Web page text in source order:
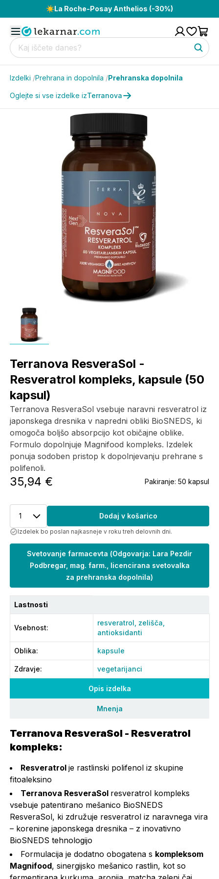
☀️La Roche-Posay Anthelios (-30%)
Izdelki /Prehrana in dopolnila /Prehranska dopolnila
Oglejte si vse izdelke izTerranova
Opis izdelka
Mnenja
Terranova ResveraSol - Resveratrol
kompleks:
Resveratrol je rastlinski polifenol iz skupine
fitoaleksino
Terranova ResveraSol resveratrol kompleks
vsebuje patentirano mešanico BioSNEDS
ResveraSol, ki združuje resveratrol iz naravnega vira
– korenine japonskega dresnika – z inovativno
BioSNEDS tehnologijo
Formulacija je dodatno obogatena s kompleksom
Magnifood, sinergijsko mešanico rastlin, kot so
Terranova ResveraSol -
Resveratrol kompleks, kapsule (50
kapsul)
Terranova ResveraSol vsebuje naravni resveratrol iz
japonskega dresnika v napredni obliki BioSNEDS, ki
omogoča boljšo absorpcijo kot običajne oblike.
Formulo dopolnjuje Magnifood kompleks. Izdelek
ponuja sodoben pristop k dopolnjevanju prehrane s
polifenoli.
35,94 € Pakiranje: 50 kapsul
1 Dodaj v košarico
Izdelek bo poslan najkasneje v roku treh delovnih dni.
Svetovanje farmacevta (Odgovarja: Lara Pezdir
Podbregar, mag. farm., licencirana svetovalka
za prehranska dopolnila)
Lastnosti
Vsebnost:
resveratrol, zelišča,
antioksidanti
Oblika: kapsule
Zdravje: vegetarijanci